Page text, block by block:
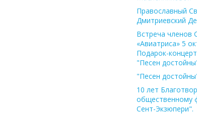
Православный
Дмитриевский
Встреча членов
«Авиатриса» 5
Подарок-
"Песен
"Песен
10 лет
общественному
Сент-Экзюпери".